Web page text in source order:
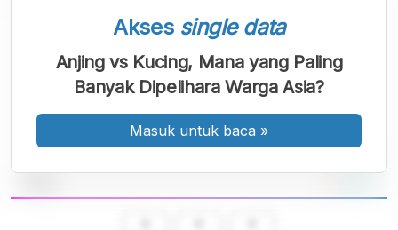
Akses single data
Anjing vs Kucing, Mana yang Paling
Banyak Dipelihara Warga Asia?
Masuk untuk baca »